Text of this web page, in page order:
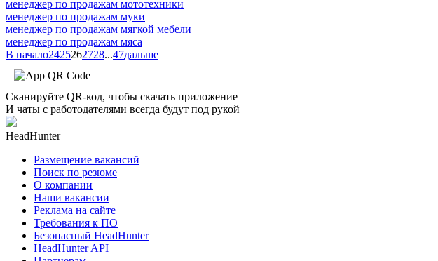
менеджер по продажам мототехники
менеджер по продажам муки
менеджер по продажам мягкой мебели
менеджер по продажам мяса
В начало2425262728...47дальше
Сканируйте QR-код, чтобы скачать приложение
И чаты с работодателями всегда будут под рукой
HeadHunter
Размещение вакансий
Поиск по резюме
О компании
Наши вакансии
Реклама на сайте
Требования к ПО
Безопасный HeadHunter
HeadHunter API